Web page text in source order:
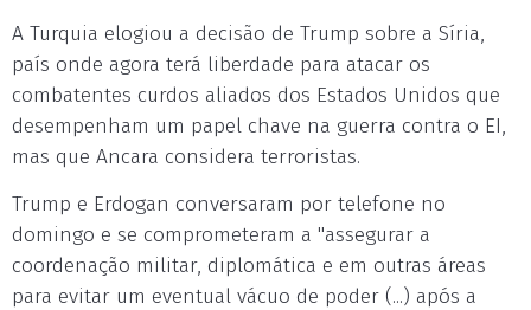
A Turquia elogiou a decisão de Trump sobre a Síria,
país onde agora terá liberdade para atacar os
combatentes curdos aliados dos Estados Unidos que
desempenham um papel chave na guerra contra o EI,
mas que Ancara considera terroristas.
Trump e Erdogan conversaram por telefone no
domingo e se comprometeram a "assegurar a
coordenação militar, diplomática e em outras áreas
para evitar um eventual vácuo de poder (...) após a